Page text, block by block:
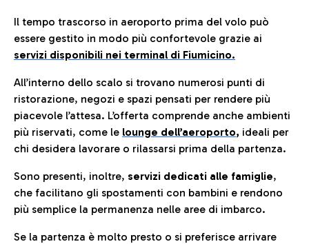
Il tempo trascorso in aeroporto prima del volo può
essere gestito in modo più confortevole grazie ai
servizi disponibili nei terminal di Fiumicino.
All’interno dello scalo si trovano numerosi punti di
ristorazione, negozi e spazi pensati per rendere più
piacevole l’attesa. L’offerta comprende anche ambienti
più riservati, come le lounge dell’aeroporto, ideali per
chi desidera lavorare o rilassarsi prima della partenza.
Sono presenti, inoltre, servizi dedicati alle famiglie,
che facilitano gli spostamenti con bambini e rendono
più semplice la permanenza nelle aree di imbarco.
Se la partenza è molto presto o si preferisce arrivare